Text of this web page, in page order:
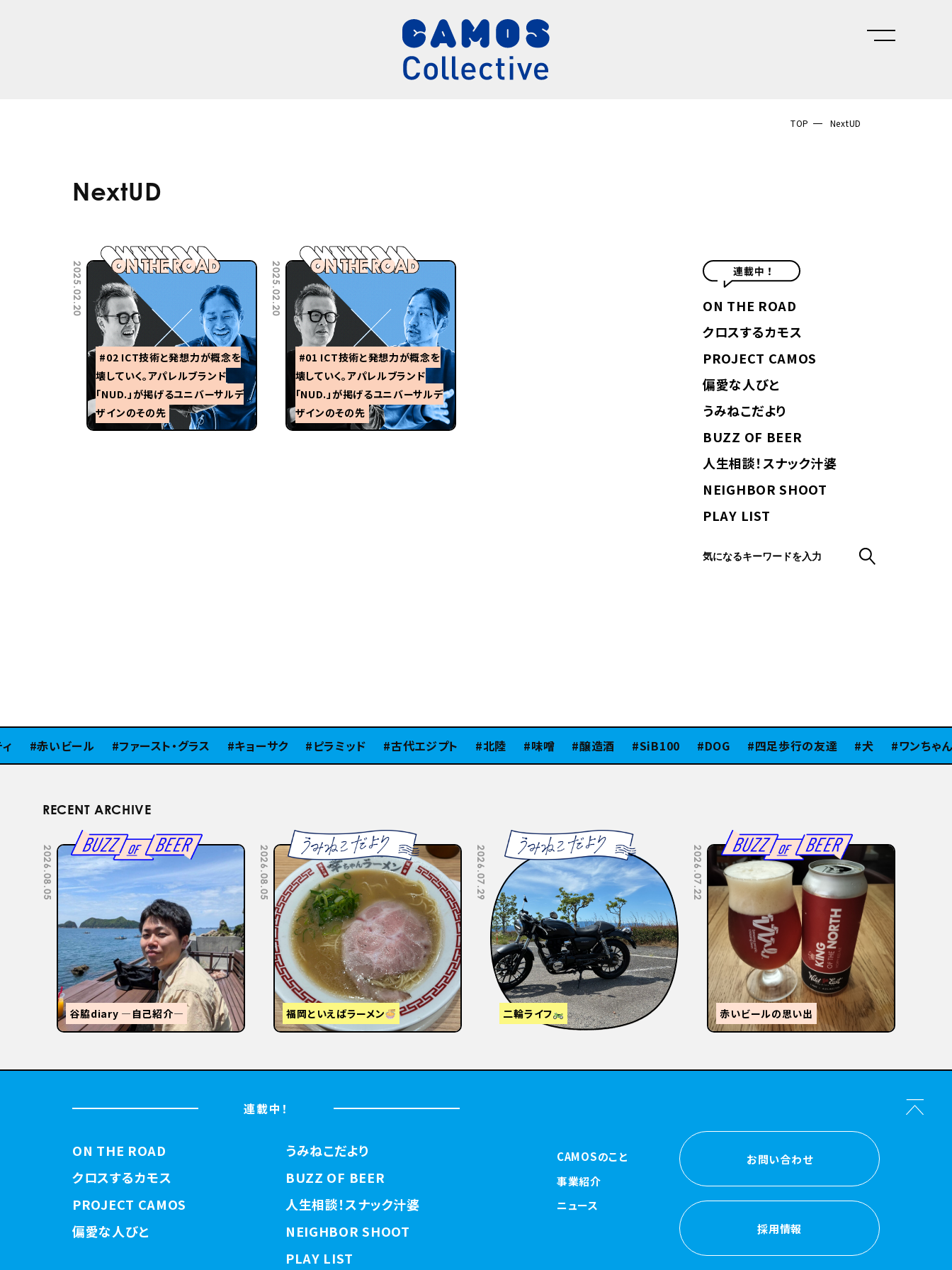
TOP NextUD
NextUD
2025.02.20
#02 ICT技術と発想力が概念を
壊していく。アパレルブランド
「NUD.」が掲げるユニバーサルデ
ザインのその先
2025.02.20
#01 ICT技術と発想力が概念を
壊していく。アパレルブランド
「NUD.」が掲げるユニバーサルデ
ザインのその先
ON THE ROAD
クロスするカモス
PROJECT CAMOS
偏愛な人びと
うみねこだより
BUZZ OF BEER
人生相談！スナック汁婆
NEIGHBOR SHOOT
PLAY LIST
赤いビール ファースト・グラス キョーサク ピラミッド 古代エジプト 北陸 味噌 醸造酒 SiB100 DOG 四足歩行の友達 ワンちゃん
RECENT ARCHIVE
2026.07.22
STANDUMINEKOClosingPartyと
3tR
2026.07.15
【関西視察】東京から大阪・京都へ
2026.07.10
はじめまして
2026.07.08
森的ビール人生②
連載中！
ON THE ROAD
クロスするカモス
PROJECT CAMOS
偏愛な人びと
うみねこだより
BUZZ OF BEER
人生相談！スナック汁婆
NEIGHBOR SHOOT
PLAY LIST
CAMOSのこと
事業紹介
ニュース
お問い合わせ
採用情報